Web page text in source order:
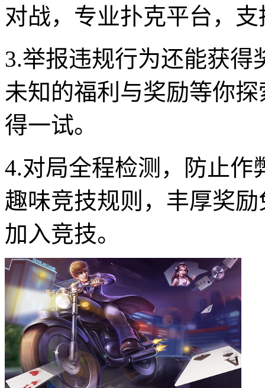
对战，专业扑克平台，
3.举报违规行为还能获
未知的福利与奖励等你
得一试。
4.对局全程检测，防止作
趣味竞技规则，丰厚奖
加入竞技。